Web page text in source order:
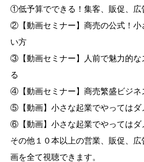
①低予算でできる！集客、販促、広
②【動画セミナー】商売の公式！小
い方
③【動画セミナー】人前で魅力的な
る
④【動画セミナー】商売繁盛ビジ
⑤【動画】小さな起業でやってはダ
⑥【動画】小さな起業でやってはダ
その他１０本以上の営業、販促、
画を全て視聴できます。